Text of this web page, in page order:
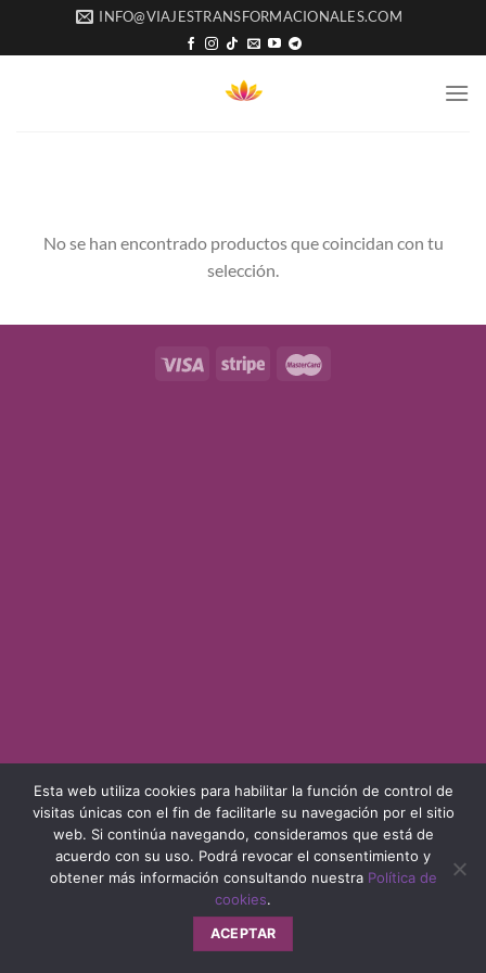
INFO@VIAJESTRANSFORMACIONALES.COM
No se han encontrado productos que coincidan con tu
selección.
Esta web utiliza cookies para habilitar la función de control de
visitas únicas con el fin de facilitarle su navegación por el sitio
web. Si continúa navegando, consideramos que está de
acuerdo con su uso. Podrá revocar el consentimiento y
obtener más información consultando nuestra Política de
cookies.
ACEPTAR